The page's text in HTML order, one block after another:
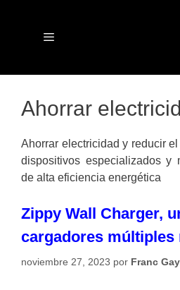
contenido
Menú
Ahorrar
Ahorrar electricidad y reducir
dispositivos especializados y
de alta eficiencia energética
Zippy Wall Charger,
cargadores múltiples
noviembre 27, 2023 por Franc